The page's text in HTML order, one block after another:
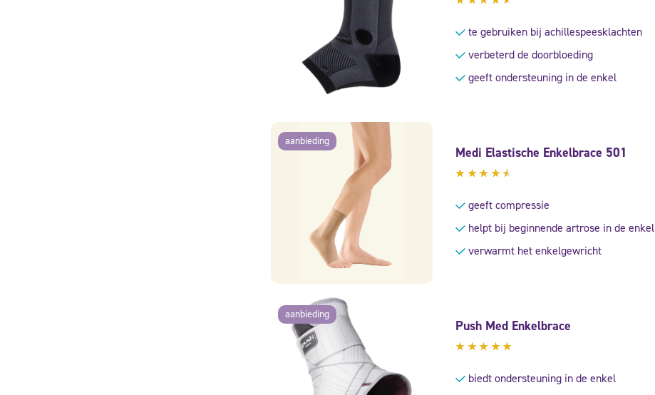
4.38
uit 5
te gebruiken bij achillespeesklachten
verbeterd de doorbloeding
geeft ondersteuning in de enkel
aanbieding
Medi Elastische Enkelbrace 501
uit 5
geeft compressie
helpt bij beginnende artrose in de enkel
verwarmt het enkelgewricht
aanbieding
Push Med Enkelbrace
5.00 uit
5 biedt ondersteuning in de enkel